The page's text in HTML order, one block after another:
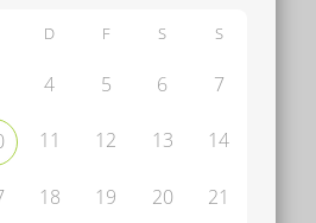
D F S S
4 5 6 7
11 12 13 14
18 19 20 21